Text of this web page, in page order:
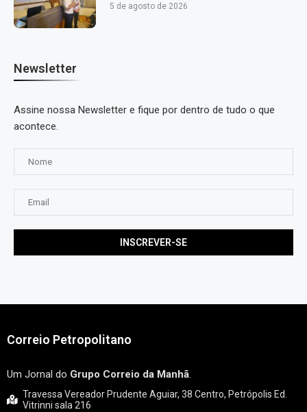
5 de agosto de 2026
Newsletter
Assine nossa Newsletter e fique por dentro de tudo o que
acontece.
Correio Petropolitano
Um Jornal do Grupo Correio da Manhã.
Travessa Vereador Prudente Aguiar, 38 Centro, Petrópolis Ed.
Vitrinni sala 216